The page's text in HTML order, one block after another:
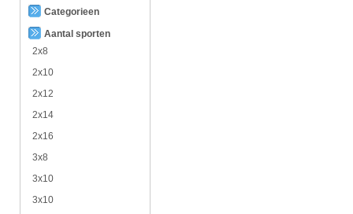
Categorieen
Aantal sporten
2x8
2x10
2x12
2x14
2x16
3x8
3x10
3x10